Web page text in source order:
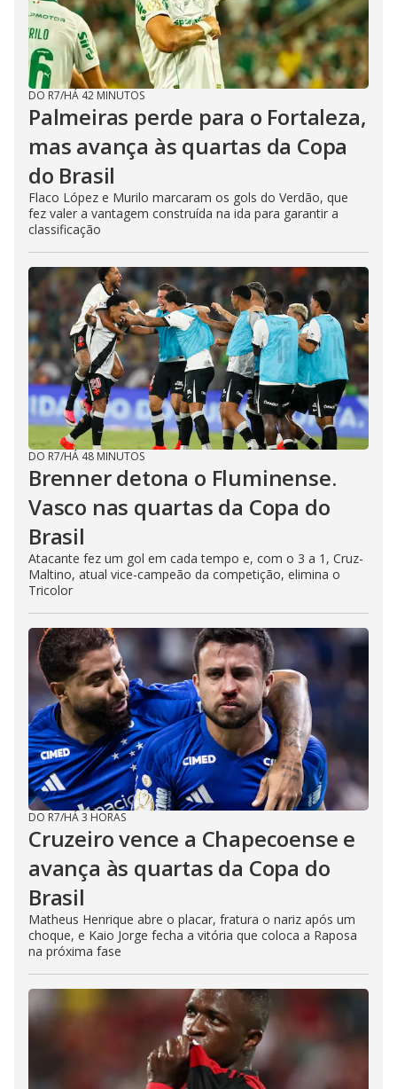
DO R7/HÁ 42 MINUTOS
Palmeiras perde para o Fortaleza,
mas avança às quartas da Copa
do Brasil
Flaco López e Murilo marcaram os gols do Verdão, que
fez valer a vantagem construída na ida para garantir a
classificação
DO R7/HÁ 48 MINUTOS
Brenner detona o Fluminense.
Vasco nas quartas da Copa do
Brasil
Atacante fez um gol em cada tempo e, com o 3 a 1, Cruz-
Maltino, atual vice-campeão da competição, elimina o
Tricolor
DO R7/HÁ 3 HORAS
Cruzeiro vence a Chapecoense e
avança às quartas da Copa do
Brasil
Matheus Henrique abre o placar, fratura o nariz após um
choque, e Kaio Jorge fecha a vitória que coloca a Raposa
na próxima fase